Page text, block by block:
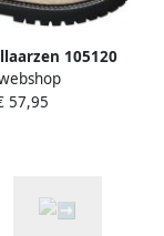
105120
57,95